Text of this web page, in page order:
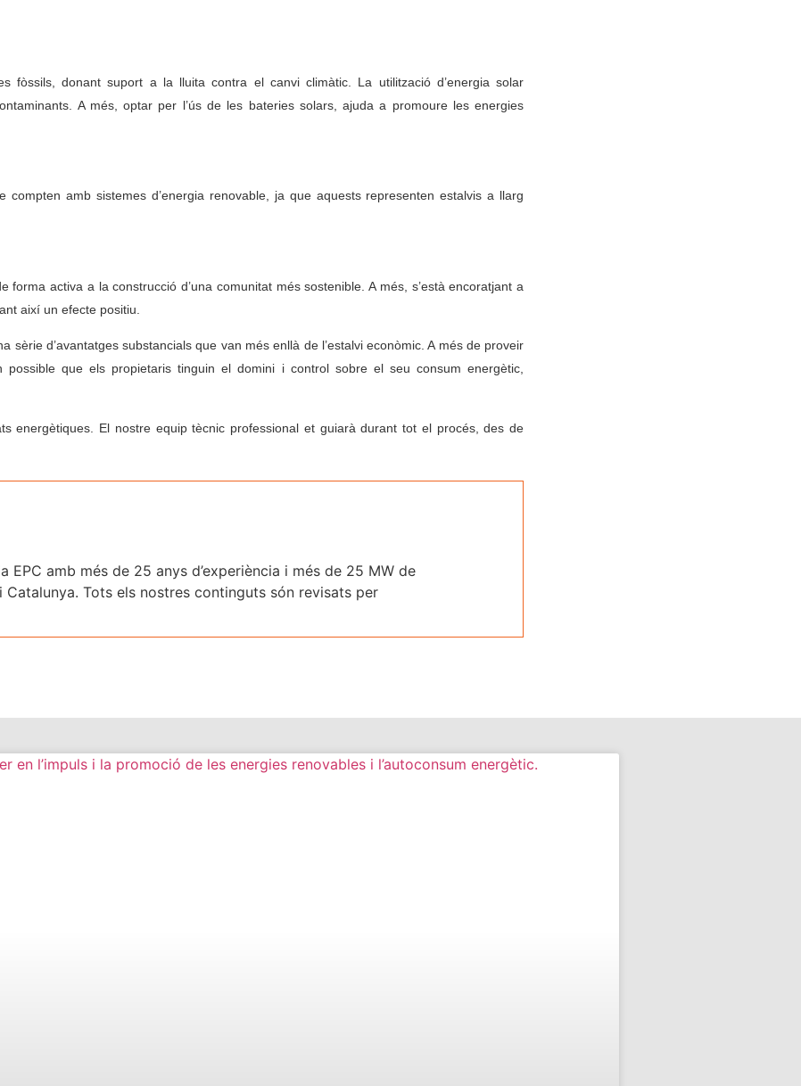
fòssils, donant suport a la lluita contra el canvi climàtic. La utilització d’energia solar
A més, optar per l’ús de les bateries solars, ajuda a promoure les energies
amb sistemes d’energia renovable, ja que aquests representen estalvis a llarg
forma activa a la construcció d’una comunitat més sostenible. A més, s’està encoratjant a
així un efecte positiu.
sèrie d’avantatges substancials que van més enllà de l’estalvi econòmic. A més de proveir
que els propietaris tinguin el domini i control sobre el seu consum energètic,
energètiques. El nostre equip tècnic professional et guiarà durant tot el procés, des de
amb més de 25 anys d’experiència i més de 25 MW de
Tots els nostres continguts són revisats per